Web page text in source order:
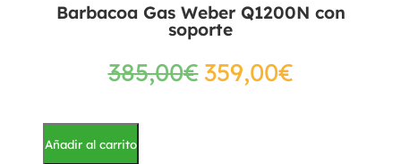
Barbacoa Gas Weber Q1200N con
soporte
385,00€359,00€
Añadir al carrito